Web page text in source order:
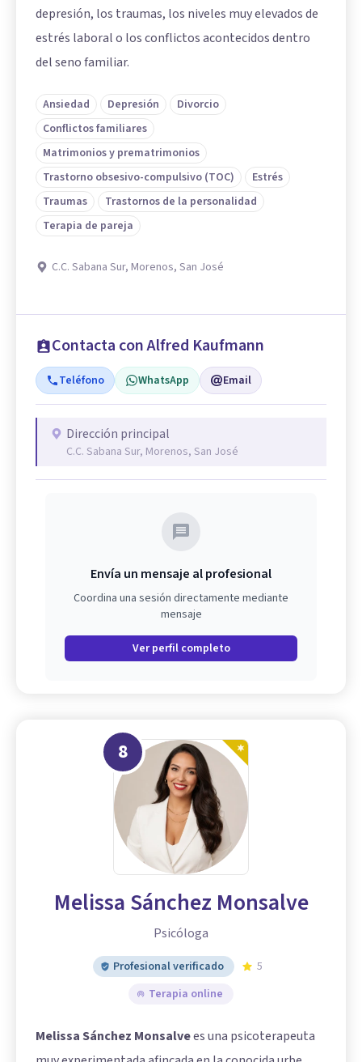
depresión, los traumas, los niveles muy elevados de
estrés laboral o los conflictos acontecidos dentro
del seno familiar.
Ansiedad Depresión
Divorcio
Conflictos familiares
Matrimonios y prematrimonios
Trastorno obsesivo-compulsivo (TOC)
Estrés
Traumas
Trastornos de la personalidad
Terapia de pareja
C.C. Sabana Sur, Morenos, San José
Contacta con Alfred Kaufmann
Teléfono WhatsApp Email
Dirección principal
C.C. Sabana Sur, Morenos, San José
Envía un mensaje al profesional
Coordina una sesión directamente mediante
mensaje
Ver perfil completo
8
Melissa Sánchez Monsalve
Psicóloga
Profesional verificado
5
Terapia online
Melissa Sánchez Monsalvees una psicoterapeuta